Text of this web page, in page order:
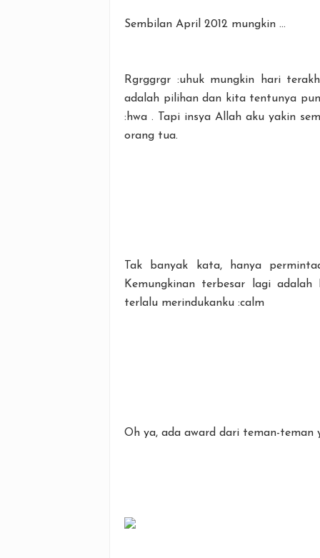
Sembilan April 2012 mungkin ...
Rgrggrgr :uhuk mungkin hari
adalah pilihan dan kita tentunya
:hwa . Tapi insya Allah aku yakin
orang tua.
Tak banyak kata, hanya
Kemungkinan terbesar lagi
terlalu merindukanku :calm
Oh ya, ada award dari teman-teman